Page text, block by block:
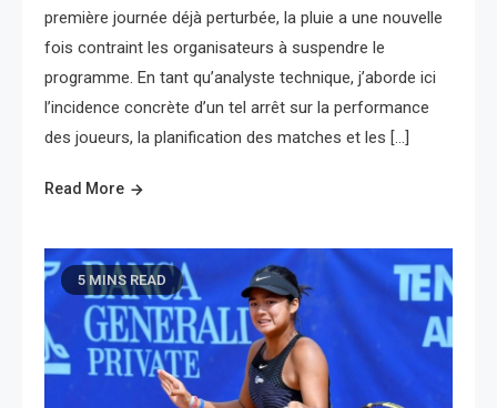
première journée déjà perturbée, la pluie a une nouvelle
fois contraint les organisateurs à suspendre le
programme. En tant qu’analyste technique, j’aborde ici
l’incidence concrète d’un tel arrêt sur la performance
des joueurs, la planification des matches et les […]
Read More
5 MINS READ